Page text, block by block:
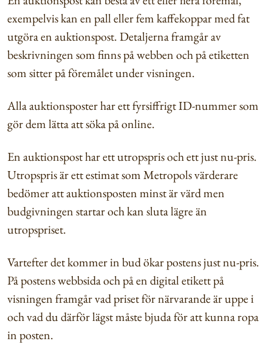
exempelvis kan en pall eller fem kaffekoppar med fat
utgöra en auktionspost. Detaljerna framgår av
beskrivningen som finns på webben och på etiketten
som sitter på föremålet under visningen.
Alla auktionsposter har ett fyrsiffrigt ID-nummer som
gör dem lätta att söka på online.
En auktionspost har ett utropspris och ett just nu-pris.
Utropspris är ett estimat som Metropols värderare
bedömer att auktionsposten minst är värd men
budgivningen startar och kan sluta lägre än
utropspriset.
Vartefter det kommer in bud ökar postens just nu-pris.
På postens webbsida och på en digital etikett på
visningen framgår vad priset för närvarande är uppe i
och vad du därför lägst måste bjuda för att kunna ropa
in posten.